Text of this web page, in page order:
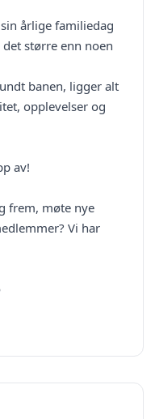
årlige familiedag
større enn noen
banen, ligger alt
opplevelser og
av!
frem, møte nye
Vi har